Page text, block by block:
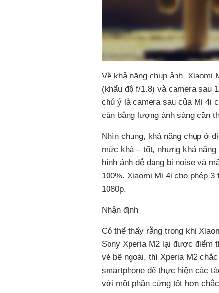
Về khả năng chụp ảnh,
(khẩu độ f/1.8) và camera sau
chú ý là camera sau của Mi 4i
cân bằng lượng ánh sáng cần
Nhìn chung, khả năng chụp ở
mức khá – tốt, nhưng khả
hình ảnh dễ dàng bị noise và
100%. Xiaomi Mi 4i cho phép
1080p.
Nhận định
Có thể thấy rằng trong khi
Sony Xperia M2 lại được điểm
vẻ bề ngoài, thì Xperia M2
smartphone để thực hiện các
với một phần cứng tốt hơn